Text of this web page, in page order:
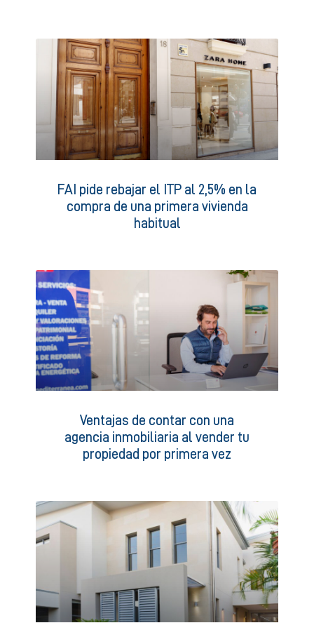
FAI pide rebajar el ITP al 2,5% en la
compra de una primera vivienda
habitual
Ventajas de contar con una
agencia inmobiliaria al vender tu
propiedad por primera vez